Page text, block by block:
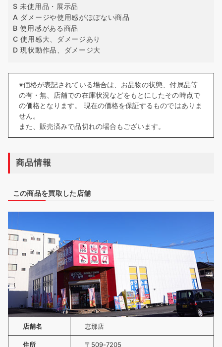
S 未使用品・展示品
A ダメージや使用感がほぼない商品
B 使用感がある商品
C 使用感大、ダメージあり
D 現状動作品、ダメージ大
※価格が表記されている場合は、お品物の状態、付属品等
の有・無、店舗での在庫状況などをもとにしたその時点で
の価格となります。 現在の価格を保証するものではありま
せん。
また、販売済みで品切れの場合もございます。
商品情報
この商品を買取した店舗
店舗名 恵那店
住所
〒509-7205